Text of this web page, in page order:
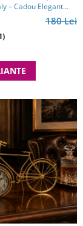
– Cadou Elegant
180 Lei